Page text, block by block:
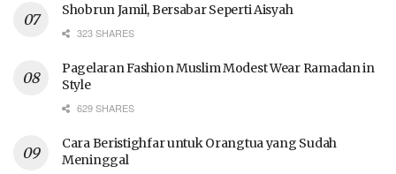
Shobrun Jamil, Bersabar Seperti Aisyah
323 SHARES
Pagelaran Fashion Muslim Modest Wear Ramadan in
Style
629 SHARES
Cara Beristighfar untuk Orangtua yang Sudah
Meninggal